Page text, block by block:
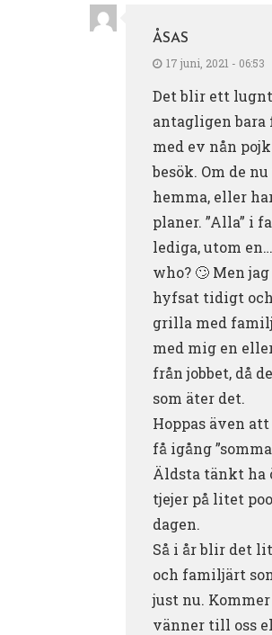
ÅSAS
17 juni, 2021 - 06:53
Det blir ett
antagligen
med ev nån
besök. Om de
hemma, eller
planer. ”Alla” i
lediga, utom
who? 🙄 Men
hyfsat tidigt
grilla med
med mig en
från jobbet, då
som äter det.
Hoppas även
få igång
Äldsta tänkt ha
tjejer på litet
dagen.
Så i år blir det
och familjärt
just nu.
vänner till oss